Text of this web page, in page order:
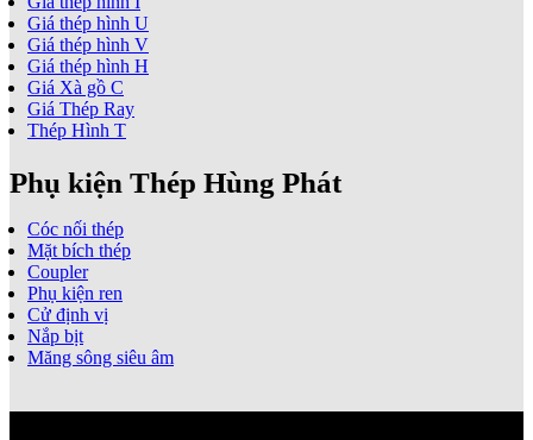
Giá thép hình U
Giá thép hình V
Giá thép hình H
Giá Xà gồ C
Giá Thép Ray
Thép Hình T
Phụ kiện Thép Hùng Phát
Cóc nối thép
Mặt bích thép
Coupler
Phụ kiện ren
Cử định vị
Nắp bịt
Măng sông siêu âm